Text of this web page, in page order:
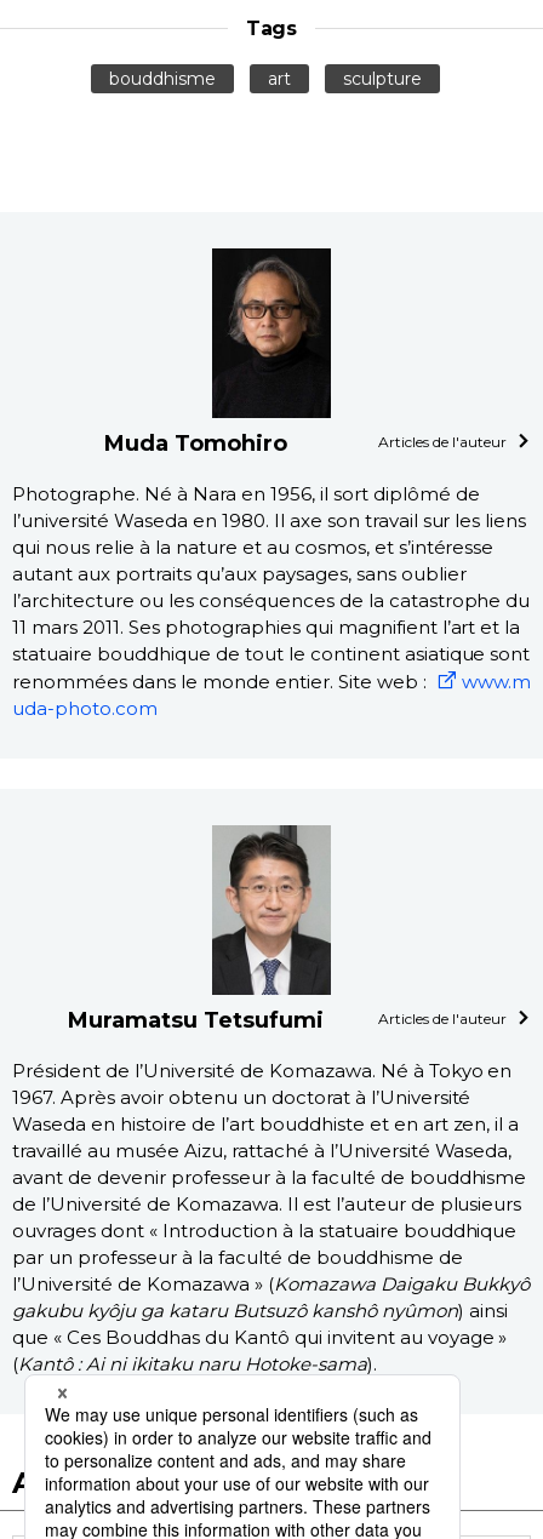
Tags
bouddhisme art sculpture
Muda Tomohiro Articles de l'auteur
Photographe. Né à Nara en 1956, il sort diplômé de
l’université Waseda en 1980. Il axe son travail sur les liens
qui nous relie à la nature et au cosmos, et s’intéresse
autant aux portraits qu’aux paysages, sans oublier
l’architecture ou les conséquences de la catastrophe du
11 mars 2011. Ses photographies qui magnifient l’art et la
statuaire bouddhique de tout le continent asiatique sont
renommées dans le monde entier. Site web :
www.m
uda-photo.com
Muramatsu Tetsufumi Articles de l'auteur
Président de l’Université de Komazawa. Né à Tokyo en
1967. Après avoir obtenu un doctorat à l’Université
Waseda en histoire de l’art bouddhiste et en art zen, il a
travaillé au musée Aizu, rattaché à l’Université Waseda,
avant de devenir professeur à la faculté de bouddhisme
de l’Université de Komazawa. Il est l’auteur de plusieurs
ouvrages dont « Introduction à la statuaire bouddhique
par un professeur à la faculté de bouddhisme de
l’Université de Komazawa » (Komazawa Daigaku Bukkyô
gakubu kyôju ga kataru Butsuzô kanshô nyûmon) ainsi
que « Ces Bouddhas du Kantô qui invitent au voyage »
(Kantô : Ai ni ikitaku naru Hotoke-sama).
Autres articles de ce dossier